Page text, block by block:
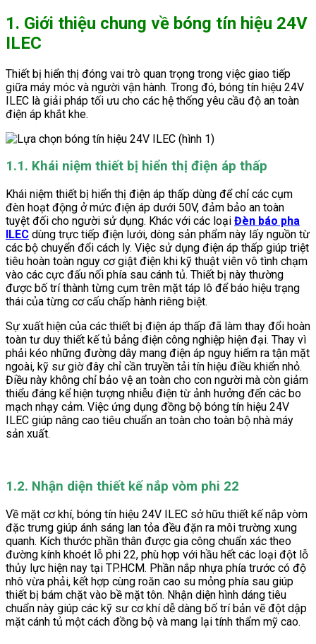
1. Giới thiệu chung về bóng tín hiệu 24V
ILEC
Thiết bị hiển thị đóng vai trò quan trọng trong việc giao tiếp
giữa máy móc và người vận hành. Trong đó, bóng tín hiệu 24V
ILEC là giải pháp tối ưu cho các hệ thống yêu cầu độ an toàn
điện áp khắt khe.
1.1. Khái niệm thiết bị hiển thị điện áp thấp
Khái niệm thiết bị hiển thị điện áp thấp dùng để chỉ các cụm
đèn hoạt động ở mức điện áp dưới 50V, đảm bảo an toàn
tuyệt đối cho người sử dụng. Khác với các loại Đèn báo pha
ILEC dùng trực tiếp điện lưới, dòng sản phẩm này lấy nguồn từ
các bộ chuyển đổi cách ly. Việc sử dụng điện áp thấp giúp triệt
tiêu hoàn toàn nguy cơ giật điện khi kỹ thuật viên vô tình chạm
vào các cực đấu nối phía sau cánh tủ. Thiết bị này thường
được bố trí thành từng cụm trên mặt táp lô để báo hiệu trạng
thái của từng cơ cấu chấp hành riêng biệt.
Sự xuất hiện của các thiết bị điện áp thấp đã làm thay đổi hoàn
toàn tư duy thiết kế tủ bảng điện công nghiệp hiện đại. Thay vì
phải kéo những đường dây mang điện áp nguy hiểm ra tận mặt
ngoài, kỹ sư giờ đây chỉ cần truyền tải tín hiệu điều khiển nhỏ.
Điều này không chỉ bảo vệ an toàn cho con người mà còn giảm
thiểu đáng kể hiện tượng nhiễu điện từ ảnh hưởng đến các bo
mạch nhạy cảm. Việc ứng dụng đồng bộ bóng tín hiệu 24V
ILEC giúp nâng cao tiêu chuẩn an toàn cho toàn bộ nhà máy
sản xuất.
1.2. Nhận diện thiết kế nắp vòm phi 22
Về mặt cơ khí, bóng tín hiệu 24V ILEC sở hữu thiết kế nắp vòm
đặc trưng giúp ánh sáng lan tỏa đều đặn ra môi trường xung
quanh. Kích thước phần thân được gia công chuẩn xác theo
đường kính khoét lỗ phi 22, phù hợp với hầu hết các loại đột lỗ
thủy lực hiện nay tại TP.HCM. Phần nắp nhựa phía trước có độ
nhô vừa phải, kết hợp cùng roăn cao su mỏng phía sau giúp
thiết bị bám chặt vào bề mặt tôn. Nhận diện hình dáng tiêu
chuẩn này giúp các kỹ sư cơ khí dễ dàng bố trí bản vẽ đột dập
mặt cánh tủ một cách đồng bộ và mang lại tính thẩm mỹ cao.